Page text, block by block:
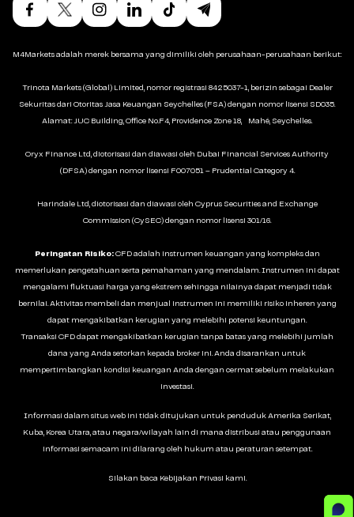
M4Markets adalah merek bersama yang dimiliki oleh perusahaan-perusahaan berikut:
Trinota Markets (Global) Limited, nomor registrasi 8425037-1, berizin sebagai Dealer
Sekuritas dari Otoritas Jasa Keuangan Seychelles (FSA) dengan nomor lisensi SD035.
Alamat: JUC Building, Office No.F4, Providence Zone 18, Mahé, Seychelles.
Oryx Finance Ltd, diotorisasi dan diawasi oleh Dubai Financial Services Authority
(DFSA) dengan nomor lisensi F007051 – Prudential Category 4.
Harindale Ltd, diotorisasi dan diawasi oleh Cyprus Securities and Exchange
Commission (CySEC) dengan nomor lisensi 301/16.
Peringatan Risiko:CFD adalah instrumen keuangan yang kompleks dan
memerlukan pengetahuan serta pemahaman yang mendalam. Instrumen ini dapat
mengalami fluktuasi harga yang ekstrem sehingga nilainya dapat menjadi tidak
bernilai. Aktivitas membeli dan menjual instrumen ini memiliki risiko inheren yang
dapat mengakibatkan kerugian yang melebihi potensi keuntungan.
Transaksi CFD dapat mengakibatkan kerugian tanpa batas yang melebihi jumlah
dana yang Anda setorkan kepada broker ini. Anda disarankan untuk
mempertimbangkan kondisi keuangan Anda dengan cermat sebelum melakukan
investasi.
Informasi dalam situs web ini tidak ditujukan untuk penduduk Amerika Serikat,
Kuba, Korea Utara, atau negara/wilayah lain di mana distribusi atau penggunaan
informasi semacam ini dilarang oleh hukum atau peraturan setempat.
Silakan baca Kebijakan Privasi kami.